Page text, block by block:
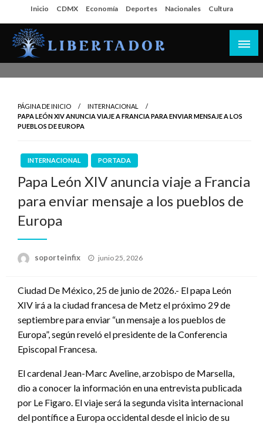
al
contenido
Inicio CDMX Economía Deportes Nacionales Cultura
PÁGINA DE INICIO
INTERNACIONAL
PAPA LEÓN XIV ANUNCIA VIAJE A FRANCIA PARA ENVIAR MENSAJE A LOS
PUEBLOS DE EUROPA
INTERNACIONAL PORTADA
Papa León XIV anuncia viaje a Francia
para enviar mensaje a los pueblos de
Europa
soporteinfix
Publicado
junio 25, 2026
Ciudad De México, 25 de junio de 2026.- El papa León
XIV irá a la ciudad francesa de Metz el próximo 29 de
septiembre para enviar “un mensaje a los pueblos de
Europa”, según reveló el presidente de la Conferencia
Episcopal Francesa.
El cardenal Jean-Marc Aveline, arzobispo de Marsella,
dio a conocer la información en una entrevista publicada
por Le Figaro. El viaje será la segunda visita internacional
del pontífice a Europa occidental desde el inicio de su